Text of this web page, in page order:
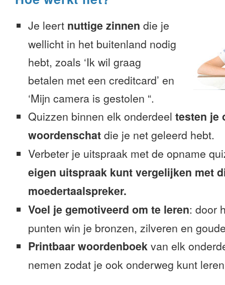
Je leert nuttige zinnen die je
wellicht in het buitenland nodig
hebt, zoals ‘Ik wil graag
betalen met een creditcard’ en
‘Mijn camera is gestolen “.
Quizzen binnen elk onderdeel testen je
woordenschat die je net geleerd hebt.
Verbeter je uitspraak met de opname
eigen uitspraak kunt vergelijken met
moedertaalspreker.
Voel je gemotiveerd om te leren: door
punten win je bronzen, zilveren en
Printbaar woordenboek van elk
nemen zodat je ook onderweg kunt